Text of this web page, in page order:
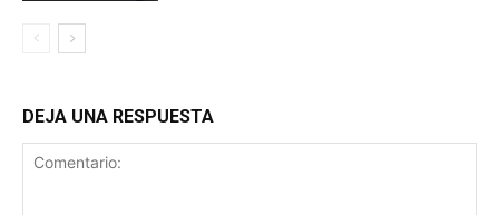
DEJA UNA RESPUESTA